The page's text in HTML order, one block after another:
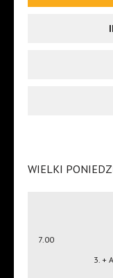
WIELKI
7.00
3. +